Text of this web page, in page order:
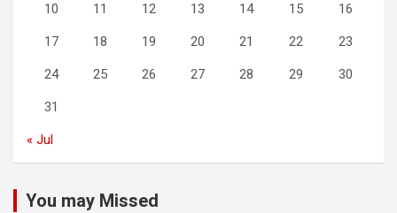
10 11 12 13 14 15 16
17 18 19 20 21 22 23
24 25 26 27 28 29 30
31
« Jul
You may Missed